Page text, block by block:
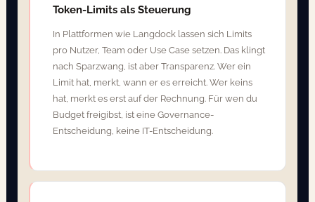
Token-Limits als Steuerung
In Plattformen wie Langdock lassen sich Limits
pro Nutzer, Team oder Use Case setzen. Das klingt
nach Sparzwang, ist aber Transparenz. Wer ein
Limit hat, merkt, wann er es erreicht. Wer keins
hat, merkt es erst auf der Rechnung. Für wen du
Budget freigibst, ist eine Governance-
Entscheidung, keine IT-Entscheidung.